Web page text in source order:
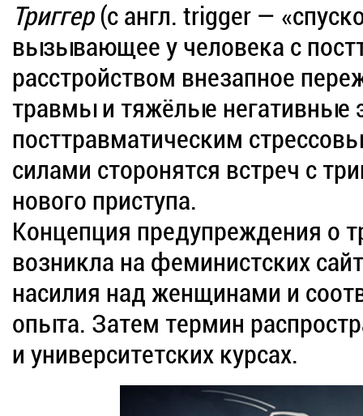
Триггер(с англ. trigger —
вызывающее у человека с
расстройством внезапное
травмы и тяжёлые
посттравматическим
силами сторонятся встреч с
нового приступа.
Концепция предупреждения о
возникла на феминистских
насилия над женщинами и
опыта. Затем термин
и университетских курсах.